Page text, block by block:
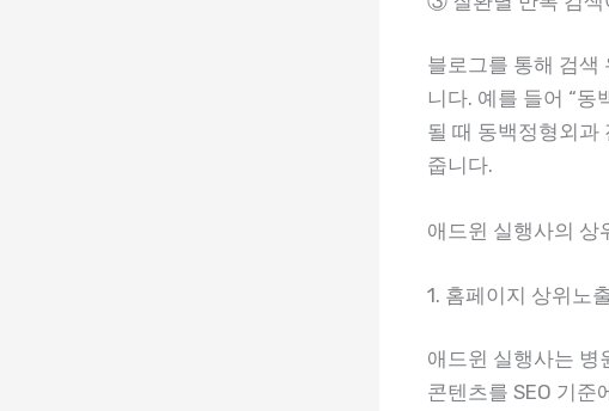
블로그를 통해 검색
니다. 예를 들어 “동
될 때 동백정형외과
줍니다.
애드윈 실행사의 상
1. 홈페이지 상위노
애드윈 실행사는 병
콘텐츠를 SEO 기준